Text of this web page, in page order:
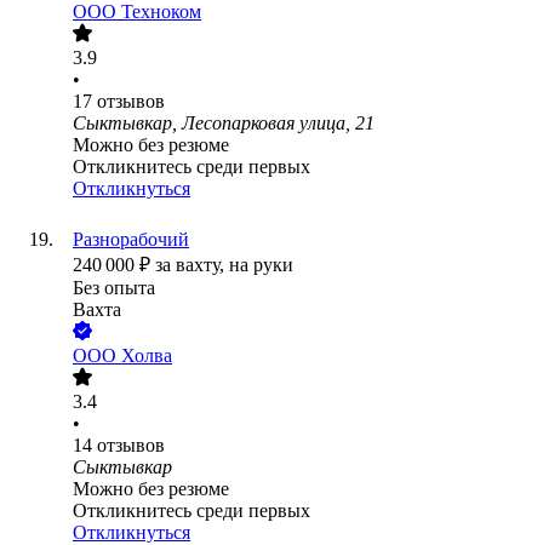
ООО Техноком
3.9
•
17 отзывов
Сыктывкар, Лесопарковая улица, 21
Можно без резюме
Откликнитесь среди первых
Откликнуться
Разнорабочий
240 000 ₽ за вахту, на руки
Без опыта
Вахта
ООО Холва
3.4
•
14 отзывов
Сыктывкар
Можно без резюме
Откликнитесь среди первых
Откликнуться